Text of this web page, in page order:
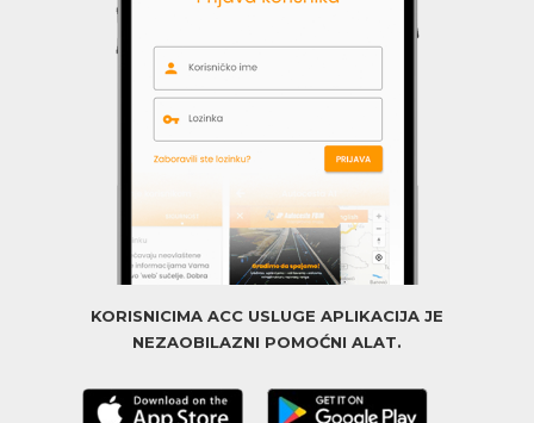
KORISNICIMA ACC USLUGE APLIKACIJA JE
NEZAOBILAZNI POMOĆNI ALAT.